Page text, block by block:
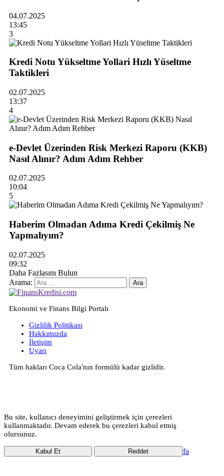
04.07.2025
13:45
3
Kredi Notu Yükseltme Yollari Hızlı Yüseltme
Taktikleri
02.07.2025
13:37
4
e-Devlet Üzerinden Risk Merkezi Raporu (KKB)
Nasıl Alınır? Adım Adım Rehber
02.07.2025
10:04
5
Haberim Olmadan Adıma Kredi Çekilmiş Ne
Yapmalıyım?
02.07.2025
09:32
Daha Fazlasını Bulun
Arama:
Ekonomi ve Finans Bilgi Portalı
Gizlilik Politikası
Hakkımızda
İletişim
Uyarı
Tüm hakları Coca Cola'nın formülü kadar gizlidir.
Ana Sayfa
Bu site, kullanıcı deneyimini geliştirmek için çerezleri
kullanmaktadır. Devam ederek bu çerezleri kabul etmiş
olursunuz.
Kabul Et Reddet